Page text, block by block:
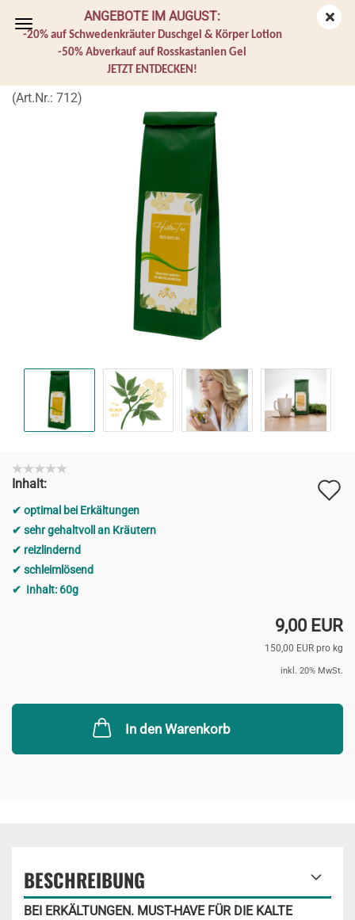
ANGEBOTE IM AUGUST:
-20% auf Schwedenkräuter Duschgel & Körper Lotion
-50% Abverkauf auf Rosskastanien Gel
JETZT ENTDECKEN!
(Art.Nr.: 712)
Inhalt:
optimal bei Erkältungen
sehr gehaltvoll an Kräutern
reizlindernd
schleimlösend
Inhalt: 60g
9,00 EUR
150,00 EUR pro kg
inkl. 20% MwSt.
In den Warenkorb
BESCHREIBUNG
BEI ERKÄLTUNGEN. MUST-HAVE FÜR DIE KALTE